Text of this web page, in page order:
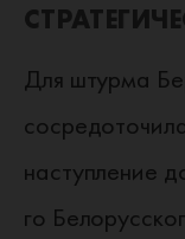
Для штурма
наступление
го